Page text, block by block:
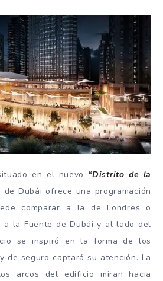
en el nuevo “Distrito de la
Dubái ofrece una programación
comparar a la de Londres o
a la Fuente de Dubái y al lado del
se inspiró en la forma de los
y de seguro captará su atención. La
arcos del edificio miran hacia